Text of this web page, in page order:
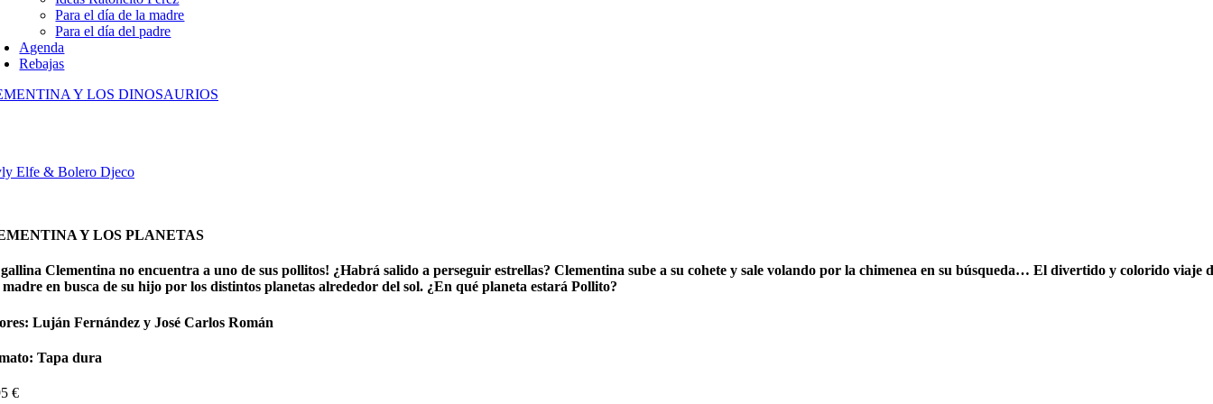
Para el día de la madre
Para el día del padre
Agenda
Rebajas
Y LOS DINOSAURIOS
Elfe & Bolero Djeco
Y LOS PLANETAS
Clementina no encuentra a uno de sus pollitos! ¿Habrá salido a perseguir estrellas? Clementina sube a su cohete y sale volando por la chimenea en su búsqueda… El divertido y colorido viaje
en busca de su hijo por los distintos planetas alrededor del sol. ¿En qué planeta estará Pollito?
Luján Fernández y José Carlos Román
Tapa dura
€